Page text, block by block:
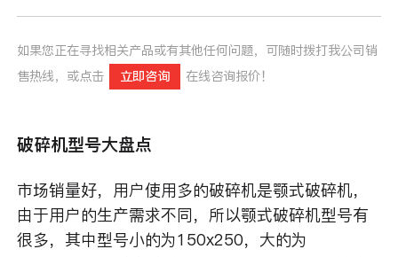
如果您正在寻找相关产品或有其他任何问题，可随时拨打我公司销
售热线，或点击
立即咨询 在线咨询报价！
破碎机型号大盘点
市场销量好，用户使用多的破碎机是颚式破碎机，
由于用户的生产需求不同，所以颚式破碎机型号有
很多，其中型号小的为150x250，大的为